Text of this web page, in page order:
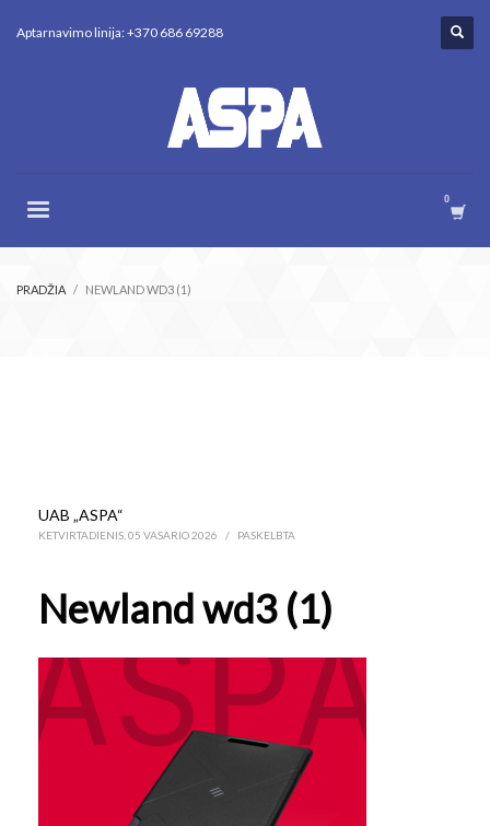
Aptarnavimo linija: +370 686 69288
PRADŽIA NEWLAND WD3 (1)
UAB „ASPA“
KETVIRTADIENIS, 05 VASARIO 2026 / PASKELBTA
Newland wd3 (1)